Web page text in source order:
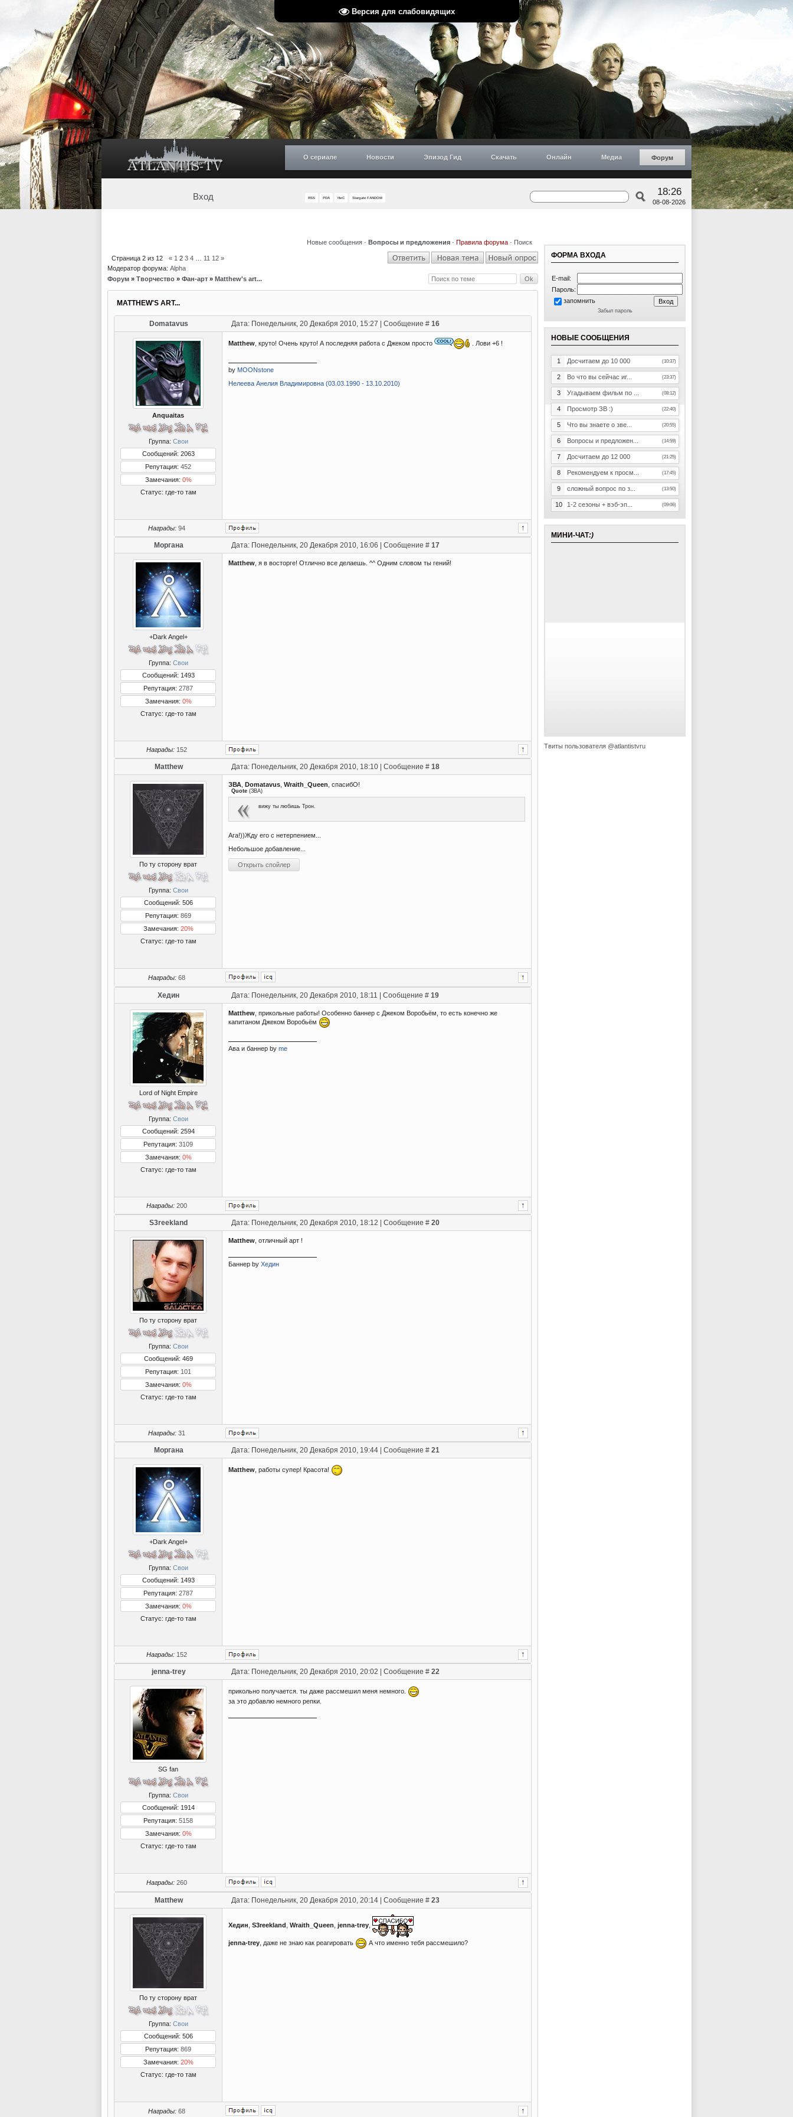
Версия для слабовидящих
О сериале Новости Эпизод Гид Скачать Онлайн Медиа Форум
Вход RSS PDA НиС Stargate FANDOM
18:26
08-08-2026
Новые сообщения · Вопросы и предложения · Правила форума · Поиск
Страница 2 из 12 « 1 2 3 4 11 12 »
Модератор форума: Alpha
Форум » Творчество » Фан-арт » Matthew's art...
MATTHEW'S ART...
Domatavus Дата: Понедельник, 20 Декабря 2010, 15:27 | Сообщение # 16
Anquaitas
Группа: Свои
Сообщений: 2063
Репутация: 452
Замечания: 0%
Статус: где-то там
Matthew , круто! Очень круто! А последняя работа с Джеком просто . Лови +6 !
by MOONstone
Нелеева Анелия Владимировна (03.03.1990 - 13.10.2010)
Награды: 94
Моргана Дата: Понедельник, 20 Декабря 2010, 16:06 | Сообщение # 17
+Dark Angel+
Группа: Свои
Сообщений: 1493
Репутация: 2787
Замечания: 0%
Статус: где-то там
Matthew , я в восторге! Отлично все делаешь. ^^ Одним словом ты гений!
Награды: 152
Matthew Дата: Понедельник, 20 Декабря 2010, 18:10 | Сообщение # 18
По ту сторону врат
Группа: Свои
Сообщений: 506
Репутация: 869
Замечания: 20%
Статус: где-то там
ЗВА Domatavus Wraith_Queen , спасибО!
Quote (ЗВА)
вижу ты любишь Трон.
Ага!))Жду его с нетерпением...
Небольшое добавление...
Награды: 68
Хедин Дата: Понедельник, 20 Декабря 2010, 18:11 | Сообщение # 19
Lord of Night Empire
Группа: Свои
Сообщений: 2594
Репутация: 3109
Замечания: 0%
Статус: где-то там
Matthew , прикольные работы! Особенно баннер с Джеком Воробьём, то есть конечно же
капитаном Джеком Воробьём
Ава и баннер by me
Награды: 200
S3reekland Дата: Понедельник, 20 Декабря 2010, 18:12 | Сообщение # 20
По ту сторону врат
Группа: Свои
Сообщений: 469
Репутация: 101
Замечания: 0%
Статус: где-то там
Matthew , отличный арт !
Баннер by Хедин
Награды: 31
Моргана Дата: Понедельник, 20 Декабря 2010, 19:44 | Сообщение # 21
+Dark Angel+
Группа: Свои
Сообщений: 1493
Репутация: 2787
Замечания: 0%
Статус: где-то там
Matthew , работы супер! Красота!
Награды: 152
jenna-trey Дата: Понедельник, 20 Декабря 2010, 20:02 | Сообщение # 22
SG fan
Группа: Свои
Сообщений: 1914
Репутация: 5158
Замечания: 0%
Статус: где-то там
прикольно получается. ты даже рассмешил меня немного.
за это добавлю немного репки.
Награды: 260
Matthew Дата: Понедельник, 20 Декабря 2010, 20:14 | Сообщение # 23
По ту сторону врат
Группа: Свои
Сообщений: 506
Репутация: 869
Замечания: 20%
Статус: где-то там
Хедин S3reekland Wraith_Queen jenna-trey
jenna-trey , даже не знаю как реагировать А что именно тебя рассмешило?
Награды: 68
ФОРМА ВХОДА
E-mail:
Пароль:
запомнить
Забыл пароль
НОВЫЕ СООБЩЕНИЯ
1 Досчитаем до 10 000 (10:37)
2 Во что вы сейчас иг... (23:37)
3 Угадываем фильм по ... (08:12)
4 Просмотр ЗВ :) (22:40)
5 Что вы знаете о зве... (20:55)
6 Вопросы и предложен... (14:59)
7 Досчитаем до 12 000 (21:25)
8 Рекомендуем к просм... (17:45)
9 сложный вопрос по з... (13:50)
10 1-2 сезоны + вэб-эп... (09:06)
МИНИ-ЧАТ:)
Твиты пользователя @atlantistvru